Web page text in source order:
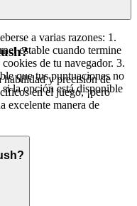
a varias razones: 1.
estable cuando termine
de tu navegador. 3.
que tus puntuaciones no
la opción está disponible
habilidad y precisión de
en el juego, ¡pero
excelente manera de